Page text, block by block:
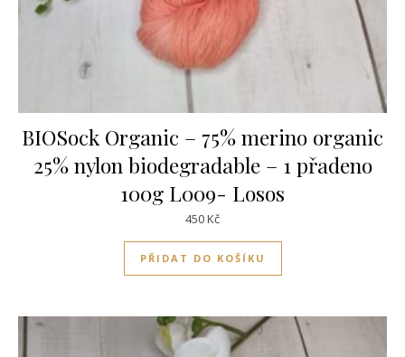
BIOSock Organic – 75% merino organic
25% nylon biodegradable – 1 přadeno
100g L009- Losos
450Kč
PŘIDAT DO KOŠÍKU